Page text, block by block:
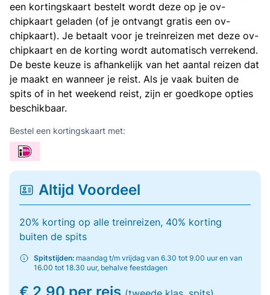
een kortingskaart bestelt wordt deze op je ov-
chipkaart geladen (of je ontvangt gratis een ov-
chipkaart). Je betaalt voor je treinreizen met deze ov-
chipkaart en de korting wordt automatisch verrekend.
De beste keuze is afhankelijk van het aantal reizen dat
je maakt en wanneer je reist. Als je vaak buiten de
spits of in het weekend reist, zijn er goedkope opties
beschikbaar.
Bestel een kortingskaart met:
Altijd Voordeel
20% korting op alle treinreizen, 40% korting
buiten de spits
Spitstijden: maandag t/m vrijdag van 6.30 tot 9.00 uur en van
16.00 tot 18.30 uur, behalve feestdagen